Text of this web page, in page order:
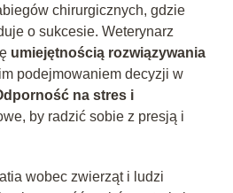
chirurgicznych, gdzie
o sukcesie. Weterynarz
umiejętnością rozwiązywania
podejmowaniem decyzji w
na stres i
by radzić sobie z presją i
wobec zwierząt i ludzi